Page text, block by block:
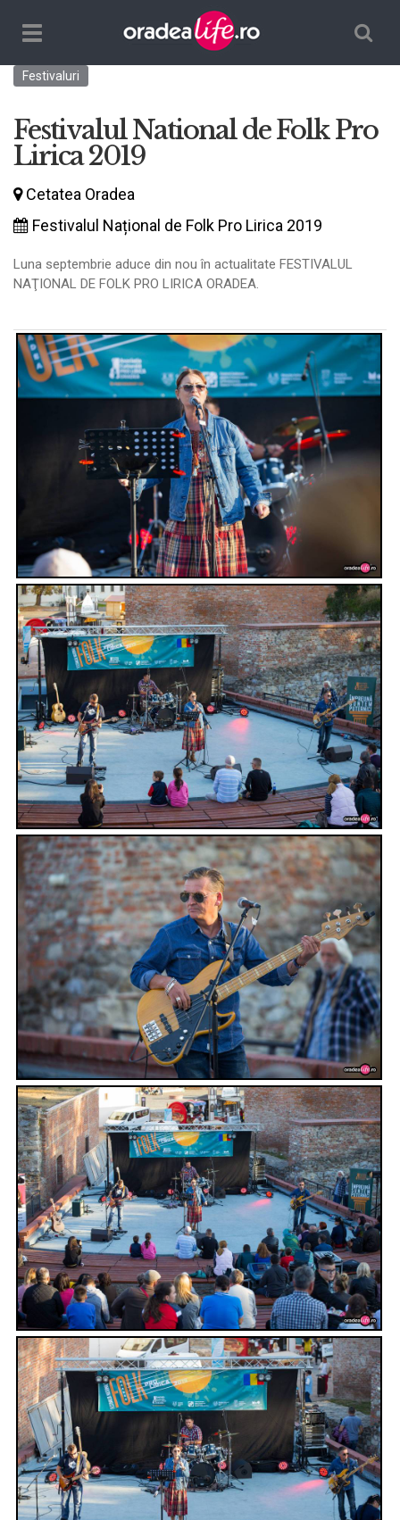
TPL_ORADEALIFE_TOGGLE_NAVIGATION
Festivaluri
Festivalul National de Folk Pro
Lirica 2019
Cetatea Oradea
Festivalul Național de Folk Pro Lirica 2019
Luna septembrie aduce din nou în actualitate FESTIVALUL
NAŢIONAL DE FOLK PRO LIRICA ORADEA.